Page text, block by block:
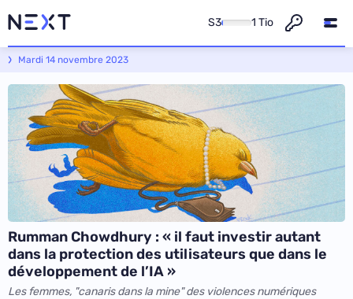
S3 1 Tio
Next - L'actualité informatique et numérique
Mardi 14 novembre 2023
Rumman Chowdhury : « il faut investir autant
dans la protection des utilisateurs que dans le
développement de l’IA »
Les femmes, "canaris dans la mine" des violences numériques